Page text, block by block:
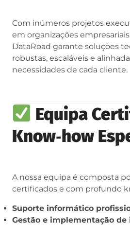
Com inúmeros projetos
em organizações
DataRoad garante soluções
robustas, escaláveis e
necessidades de cada cliente.
Equipa
Know‑how
A nossa equipa é composta
certificados e com profundo
Suporte informático
Gestão e implementação